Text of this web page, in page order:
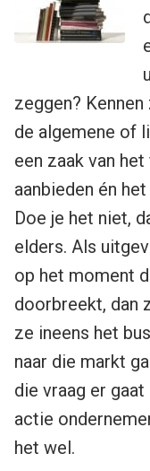
zeggen?
de algemene of
een zaak van
aanbieden én
Doe je het niet,
elders. Als
op het moment
doorbreekt, dan
ze ineens het
naar die markt
die vraag er
actie
het wel.